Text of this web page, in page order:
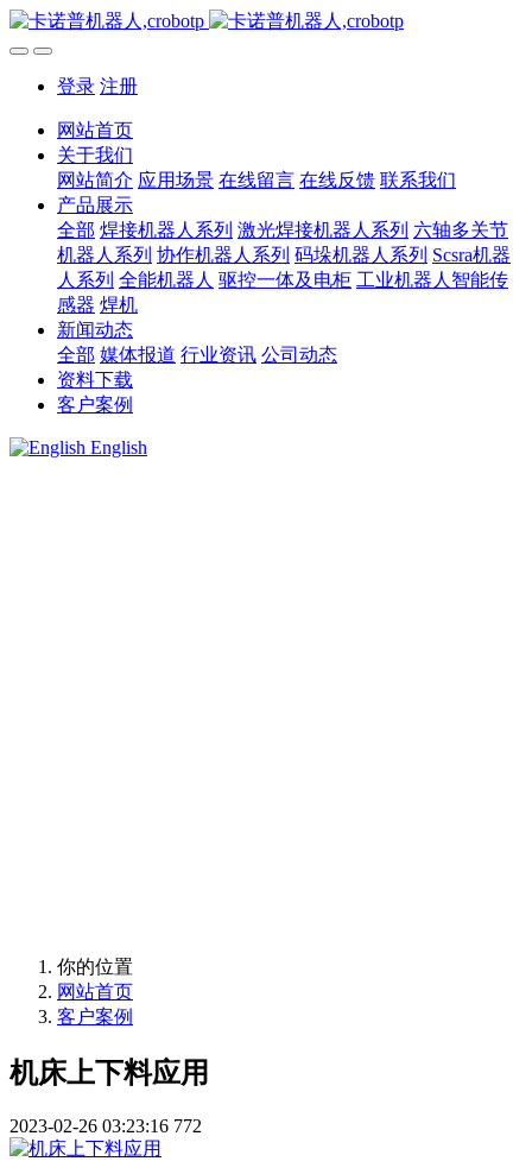
登录 注册
网站首页
关于我们
网站简介 应用场景 在线留言 在线反馈 联系我们
产品展示
全部 焊接机器人系列 激光焊接机器人系列 六轴多关节
机器人系列 协作机器人系列 码垛机器人系列 Scsra机器
人系列 全能机器人 驱控一体及电柜 工业机器人智能传
感器 焊机
新闻动态
全部 媒体报道 行业资讯 公司动态
资料下载
客户案例
English
你的位置
网站首页
客户案例
机床上下料应用
2023-02-26 03:23:16 772